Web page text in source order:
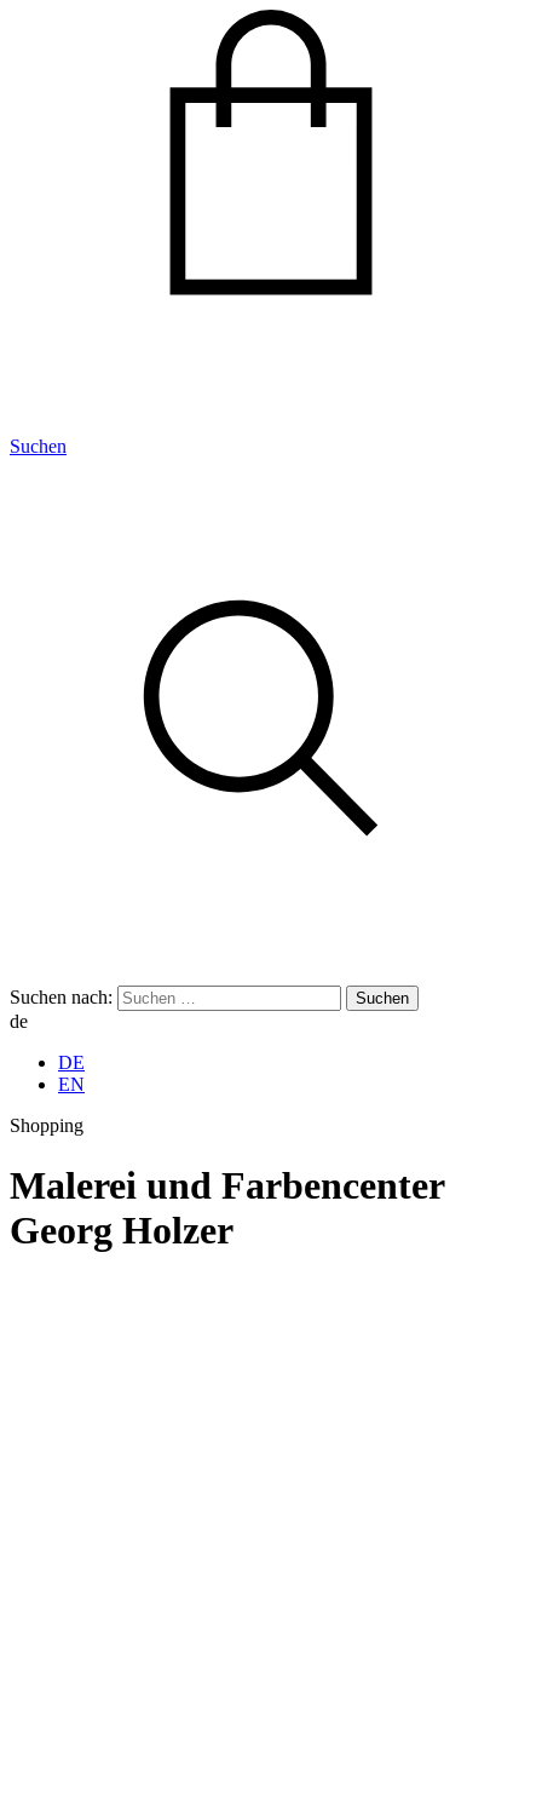
Suchen
Suchen nach:
de
DE
EN
Shopping
Malerei und Farbencenter
Georg Holzer